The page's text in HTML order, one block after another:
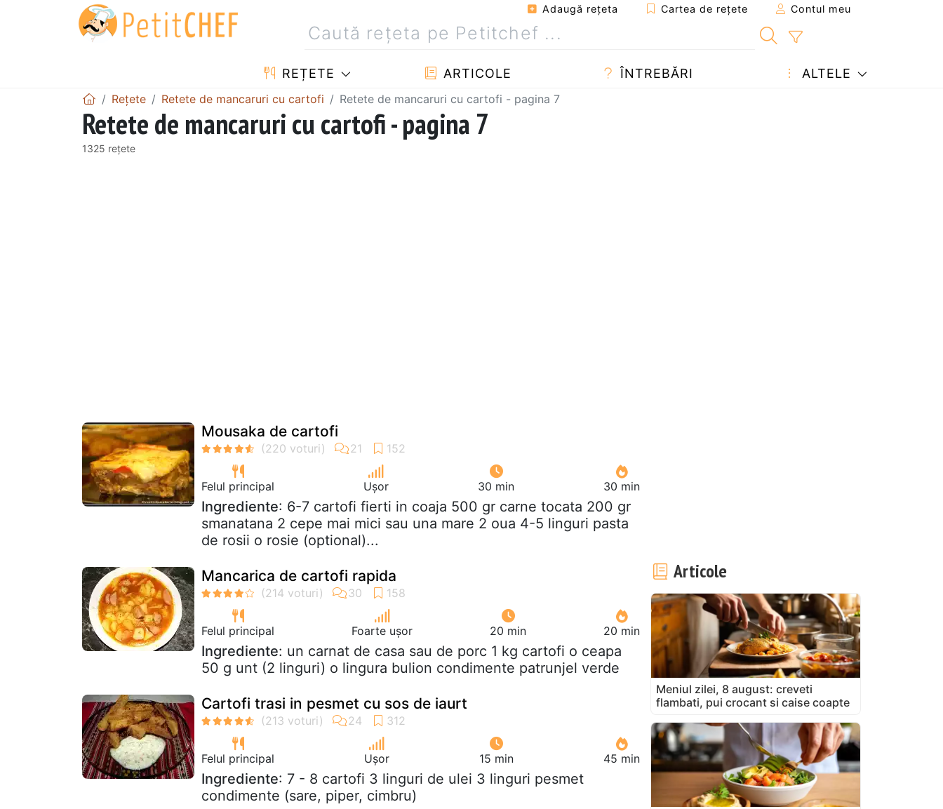
Adaugă reţeta Cartea de rețete Contul meu
REȚETE ARTICOLE ÎNTREBĂRI ALTELE
Rețete Retete de mancaruri cu cartofi Retete de mancaruri cu cartofi - pagina 7
Retete de mancaruri cu cartofi - pagina 7
1325 rețete
Mousaka de cartofi
Felul principal Ușor 30 min 30 min
Ingrediente: 6-7 cartofi fierti in coaja 500 gr carne tocata 200 gr
smanatana 2 cepe mai mici sau una mare 2 oua 4-5 linguri pasta
de rosii o rosie (optional)...
Mancarica de cartofi rapida
Felul principal Foarte ușor 20 min 20 min
Ingrediente: un carnat de casa sau de porc 1 kg cartofi o ceapa
50 g unt (2 linguri) o lingura bulion condimente patrunjel verde
Cartofi trasi in pesmet cu sos de iaurt
Felul principal Ușor 15 min 45 min
Ingrediente: 7 - 8 cartofi 3 linguri de ulei 3 linguri pesmet
condimente (sare, piper, cimbru)
Articole
Meniul zilei, 8 august: creveti
flambati, pui crocant si caise coapte